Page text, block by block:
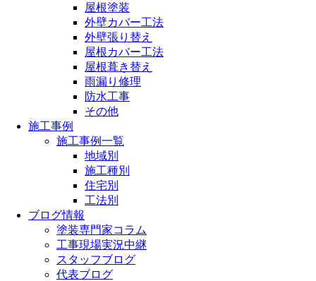
屋根塗装
外壁カバー工法
外壁張り替え
屋根カバー工法
屋根葺き替え
雨漏り修理
防水工事
その他
施工事例
施工事例一覧
地域別
施工種別
住宅別
工法別
ブログ情報
塗装専門家コラム
工事現場実況中継
スタッフブログ
代表ブログ